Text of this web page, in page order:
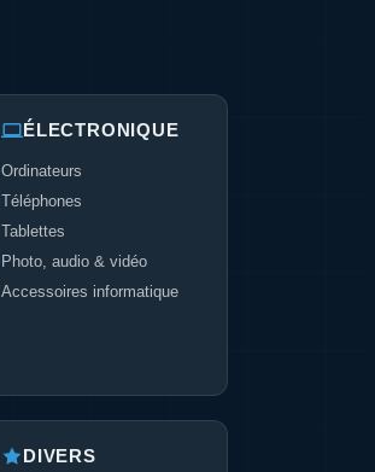
ÉLECTRONIQUE
Ordinateurs
Téléphones
Tablettes
Photo, audio & vidéo
Accessoires informatique
DIVERS